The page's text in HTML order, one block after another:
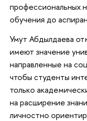
профессиональных
обучения до
Умут Абдылдаева
имеют значение
направленные на
чтобы студенты
только
на расширение
личностно